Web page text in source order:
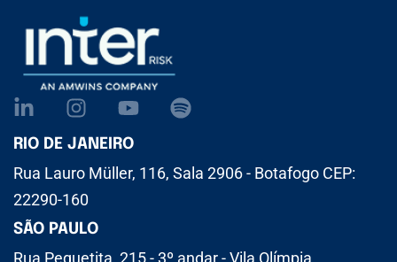
RIO DE JANEIRO
Rua Lauro Müller, 116, Sala 2906 - Botafogo CEP:
22290-160
SÃO PAULO